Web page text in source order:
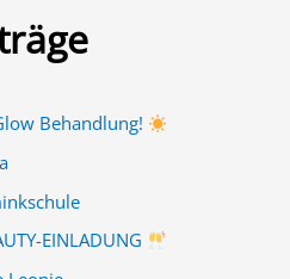
Behandlung!
EINLADUNG